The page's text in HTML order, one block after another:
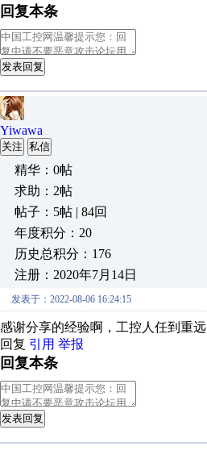
回复本条
发表回复
Yiwawa
关注 私信
精华：0帖
求助：2帖
帖子：5帖 | 84回
年度积分：20
历史总积分：176
注册：2020年7月14日
发表于：2022-08-06 16:24:15
感谢分享的经验啊，工控人任到重远
回复 引用 举报
回复本条
发表回复